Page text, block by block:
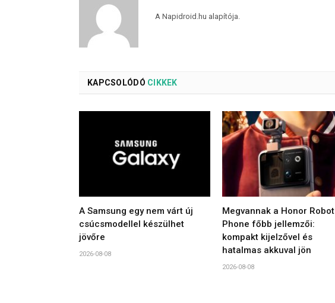
A Napidroid.hu alapítója.
KAPCSOLÓDÓ CIKKEK
A Samsung egy nem várt új
csúcsmodellel készülhet
jövőre
2026-08-08
Megvannak a Honor Robot
Phone főbb jellemzői:
kompakt kijelzővel és
hatalmas akkuval jön
2026-08-08